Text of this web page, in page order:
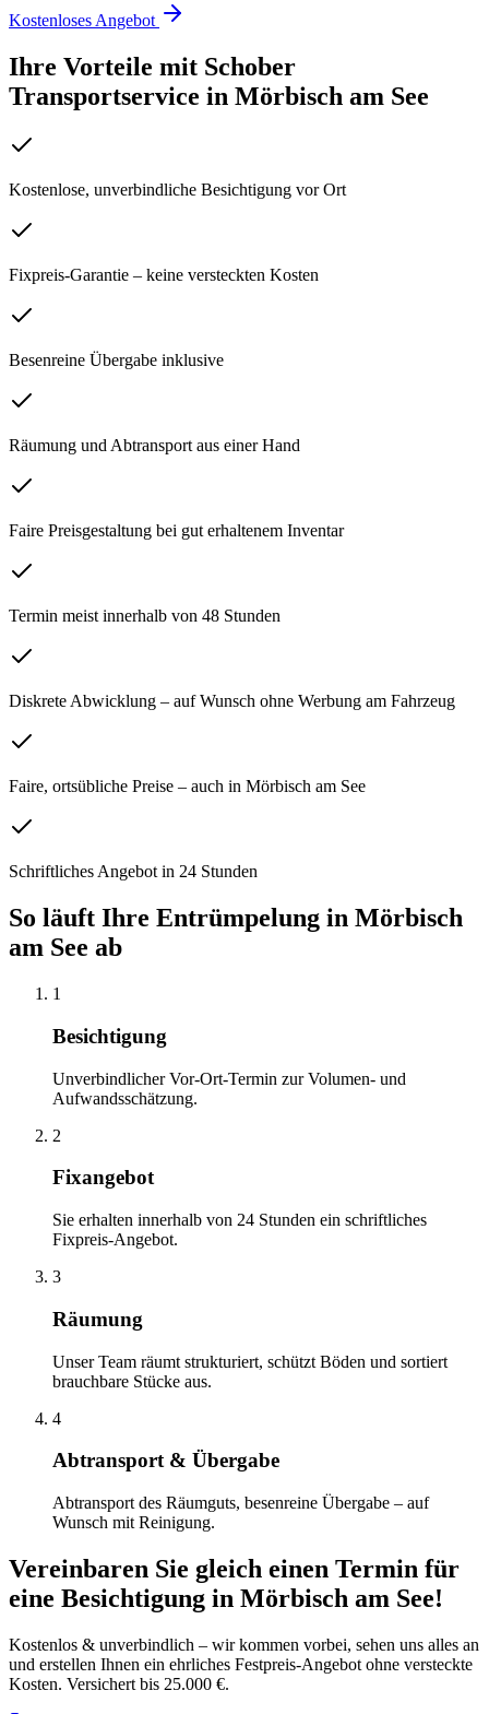
Kostenloses Angebot
Ihre Vorteile mit Schober
Transportservice in Mörbisch am See
Kostenlose, unverbindliche Besichtigung vor Ort
Fixpreis-Garantie – keine versteckten Kosten
Besenreine Übergabe inklusive
Räumung und Abtransport aus einer Hand
Faire Preisgestaltung bei gut erhaltenem Inventar
Termin meist innerhalb von 48 Stunden
Diskrete Abwicklung – auf Wunsch ohne Werbung am Fahrzeug
Faire, ortsübliche Preise – auch in Mörbisch am See
Schriftliches Angebot in 24 Stunden
So läuft Ihre Entrümpelung in Mörbisch
am See ab
1
Besichtigung
Unverbindlicher Vor-Ort-Termin zur Volumen- und
Aufwandsschätzung.
2
Fixangebot
Sie erhalten innerhalb von 24 Stunden ein schriftliches
Fixpreis-Angebot.
3
Räumung
Unser Team räumt strukturiert, schützt Böden und sortiert
brauchbare Stücke aus.
4
Abtransport & Übergabe
Abtransport des Räumguts, besenreine Übergabe – auf
Wunsch mit Reinigung.
Vereinbaren Sie gleich einen Termin für
eine Besichtigung in Mörbisch am See!
Kostenlos & unverbindlich – wir kommen vorbei, sehen uns alles an
und erstellen Ihnen ein ehrliches Festpreis-Angebot ohne versteckte
Kosten. Versichert bis 25.000 €.